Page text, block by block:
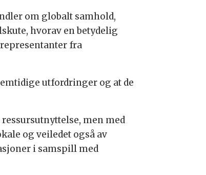
om globalt samhold,
hvorav en betydelig
fra
utfordringer og at de
men med
og veiledet også av
i samspill med